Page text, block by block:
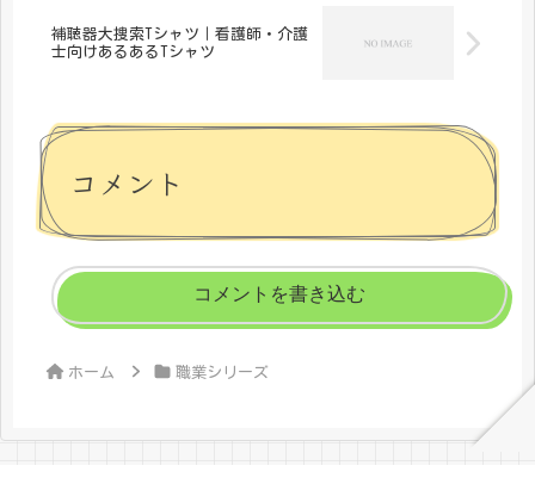
補聴器大捜索Tシャツ｜看護師・介護
士向けあるあるTシャツ
コメント
コメントを書き込む
ホーム 職業シリーズ